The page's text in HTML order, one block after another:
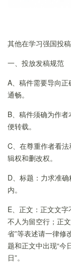
其他在学习强国投
一、投放发稿规范
A、稿件需要导向
通畅。
B、稿件须确为作
便转载。
C、在尊重作者看
辑权和删改权。
D、标题：力求准
内。
E、正文：正文文
不人为留空行；正
省”等表述请一律修
题和正文中出现“今
日”。